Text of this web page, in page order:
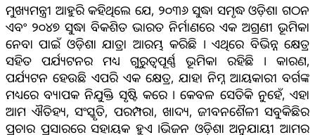
ମୁଖ୍ୟମନ୍ତ୍ରୀ ଆହୁରି କହିଥିଲେ ଯେ, ୨୦୩୬ ସୁଦ୍ଧା ସମୃଦ୍ଧ ଓଡ଼ିଶା ଗଠନ
ଏବଂ ୨୦୪୭ ସୁଦ୍ଧା ବିକଶିତ ଭାରତ ନିର୍ମାଣରେ ଏକ ଅଗ୍ରଣୀ ଭୂମିକା
ନେବା ପାଇଁ ଓଡ଼ିଶା ଯାତ୍ରା ଆରମ୍ଭ କରିଛି । ଏଥିରେ ବିଭିନ୍ନ କ୍ଷେତ୍ର
ସହିତ ପର୍ଯ୍ୟଟନର ମଧ୍ୟ ଗୁରୁତ୍ୱପୂର୍ଣ୍ଣ ଭୂମିକା ରହିଛି । କାରଣ,
ପର୍ଯ୍ୟଟନ ହେଉଛି ଏପରି ଏକ କ୍ଷେତ୍ର, ଯାହା ନିମ୍ନ ଆୟକାରୀ ବର୍ଗଙ୍କ
ମଧ୍ୟରେ ବ୍ୟାପକ ନିଯୁକ୍ତି ସୃଷ୍ଟି କରେ । କେବଳ ସେତିକି ନୁହେଁ, ଏହା
ଆମ ଐତିହ୍ୟ, ସଂସ୍କୃତି, ପରମ୍ପରା, ଖାଦ୍ୟ, ଜୀବନଶୈଳୀ ସବୁକିଛିର
ପ୍ରଚାର ପ୍ରସାରରେ ସହାୟକ ହୁଏ ।ଭିଜନ ଓଡ଼ିଶା ଅନୁଯାୟୀ ଆମର